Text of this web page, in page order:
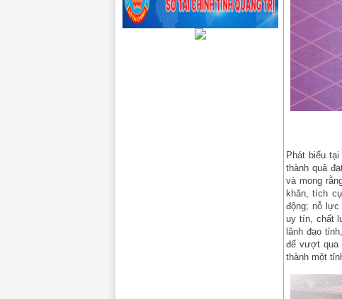
Phát biểu
thành quả
và mong
khăn, tích
động; nỗ lực
uy tín, chất
lãnh đạo
để vượt qua
thành một